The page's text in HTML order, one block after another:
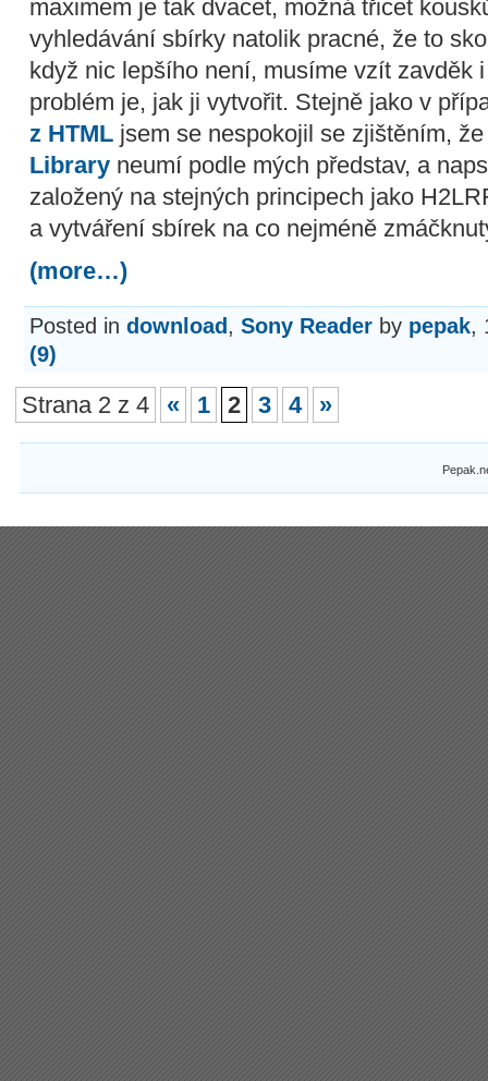
maximem je tak dvacet, možná třicet
vyhledávání sbírky natolik pracné, že to
když nic lepšího není, musíme vzít zavděk
problém je, jak ji vytvořit. Stejně jako v
z HTML jsem se nespokojil se zjištěním,
Library neumí podle mých představ, a
založený na stejných principech jako
a vytváření sbírek na co nejméně
(more…)
Posted in download , Sony Reader by pepak,
(9)
Strana 2 z 4 « 1 2 3 4 »